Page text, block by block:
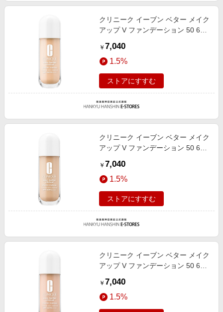
クリニーク イーブン ベター メイク
アップ V ファンデーション 50 61
￥ 7,040
1.5%
ストアにすすむ
クリニーク イーブン ベター メイク
アップ V ファンデーション 50 64
￥ 7,040
1.5%
ストアにすすむ
クリニーク イーブン ベター メイク
アップ V ファンデーション 50 62
￥ 7,040
1.5%